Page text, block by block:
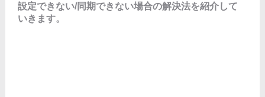
設定できない/同期できない場合の解決法を紹介して
いきます。